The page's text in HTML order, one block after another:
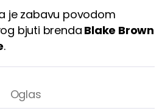
je zabavu povodom
bjuti brenda Blake Brown
.